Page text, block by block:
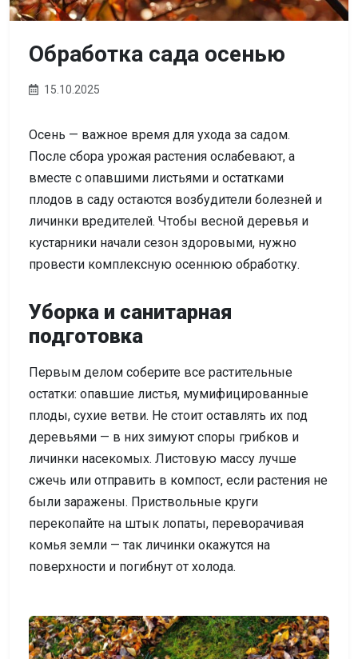
Обработка сада осенью
15.10.2025
Осень — важное время для ухода за садом.
После сбора урожая растения ослабевают, а
вместе с опавшими листьями и остатками
плодов в саду остаются возбудители болезней и
личинки вредителей. Чтобы весной деревья и
кустарники начали сезон здоровыми, нужно
провести комплексную осеннюю обработку.
Уборка и санитарная
подготовка
Первым делом соберите все растительные
остатки: опавшие листья, мумифицированные
плоды, сухие ветви. Не стоит оставлять их под
деревьями — в них зимуют споры грибков и
личинки насекомых. Листовую массу лучше
сжечь или отправить в компост, если растения не
были заражены. Приствольные круги
перекопайте на штык лопаты, переворачивая
комья земли — так личинки окажутся на
поверхности и погибнут от холода.